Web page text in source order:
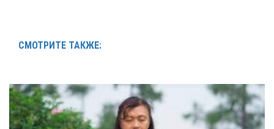
СМОТРИТЕ ТАКЖЕ: